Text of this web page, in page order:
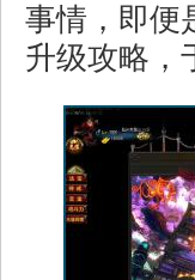
事情，即便
升级攻略，